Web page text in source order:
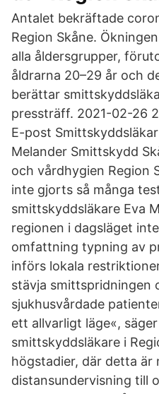
Antalet bekräftade
Region Skåne.
alla åldersgrupper,
åldrarna 20–29 år och
berättar
pressträff. 2021-02-26
E-post
Melander Smittskydd
och vårdhygien Region
inte gjorts så många
smittskyddsläkare Eva
regionen i dagsläget
omfattning typning av
införs lokala
stävja smittspridningen
sjukhusvårdade
ett allvarligt läge«,
smittskyddsläkare i
högstadier, där detta är
distansundervisning till